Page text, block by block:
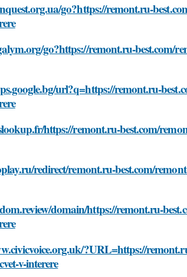
go?https://remont.ru-
go?https://remont.ru-best.com/
url?q=https://remont.ru-
https://remont.ru-best.com/
redirect/remont.ru-best.com/
domain/https://remont.ru-
?URL=https://
v-interere